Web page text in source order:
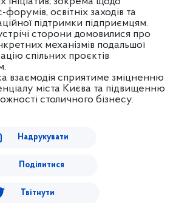
освітніх заходів та
підтримки підприємцям.
сторони домовилися про
механізмів подальшої
спільних проєктів
взаємодія сприятиме зміцненню
міста Києва та підвищенню
столичного бізнесу.
Надрукувати
Поділитися
Твітнути